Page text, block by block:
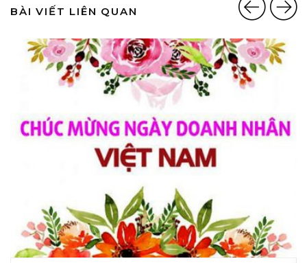
BÀI VIẾT LIÊN QUAN